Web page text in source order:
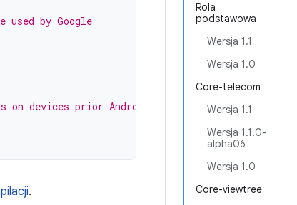
Rola
podstawowa
Wersja 1.1
Wersja 1.0
Core-telecom
Wersja 1.1
Wersja 1.1.0-
alpha06
Wersja 1.0
Core-viewtree
used by Google
devices prior Android 12
.